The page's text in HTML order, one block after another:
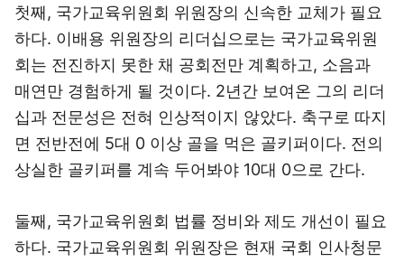
첫째, 국가교육위원회 위원장의 신속한 교체가 필요
하다. 이배용 위원장의 리더십으로는 국가교육위원
회는 전진하지 못한 채 공회전만 계획하고, 소음과
매연만 경험하게 될 것이다. 2년간 보여온 그의 리더
십과 전문성은 전혀 인상적이지 않았다. 축구로 따지
면 전반전에 5대 0 이상 골을 먹은 골키퍼이다. 전의
상실한 골키퍼를 계속 두어봐야 10대 0으로 간다.
둘째, 국가교육위원회 법률 정비와 제도 개선이 필요
하다. 국가교육위원회 위원장은 현재 국회 인사청문